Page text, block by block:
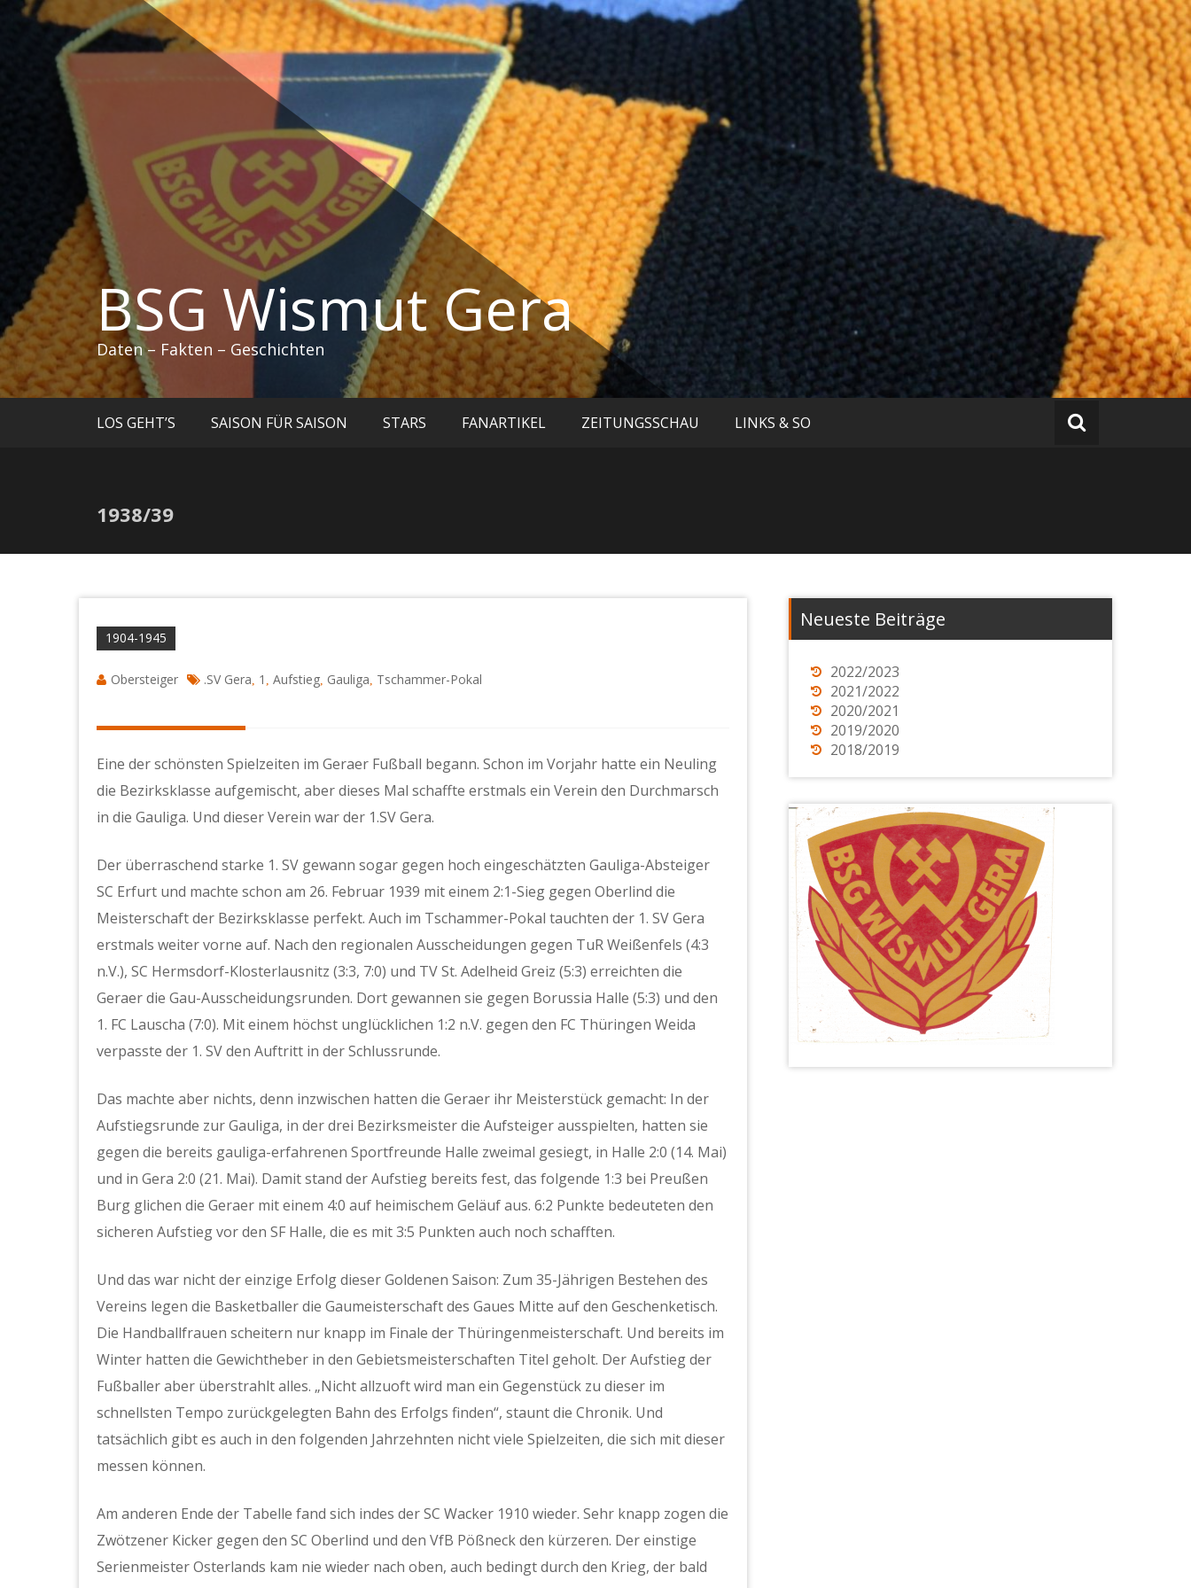
Zum
springen
BSG Wismut Gera
Daten – Fakten – Geschichten
LOS GEHT’S SAISON FÜR SAISON STARS FANARTIKEL ZEITUNGSSCHAU LINKS & SO
1938/39
1904-1945
Obersteiger .SV Gera 1 Aufstieg Gauliga Tschammer-Pokal
Eine der schönsten Spielzeiten im Geraer Fußball begann. Schon im Vorjahr hatte ein Neuling
die Bezirksklasse aufgemischt, aber dieses Mal schaffte erstmals ein Verein den Durchmarsch
in die Gauliga. Und dieser Verein war der 1.SV Gera.
Der überraschend starke 1. SV gewann sogar gegen hoch eingeschätzten Gauliga-Absteiger
SC Erfurt und machte schon am 26. Februar 1939 mit einem 2:1-Sieg gegen Oberlind die
Meisterschaft der Bezirksklasse perfekt. Auch im Tschammer-Pokal tauchten der 1. SV Gera
erstmals weiter vorne auf. Nach den regionalen Ausscheidungen gegen TuR Weißenfels (4:3
n.V.), SC Hermsdorf-Klosterlausnitz (3:3, 7:0) und TV St. Adelheid Greiz (5:3) erreichten die
Geraer die Gau-Ausscheidungsrunden. Dort gewannen sie gegen Borussia Halle (5:3) und den
1. FC Lauscha (7:0). Mit einem höchst unglücklichen 1:2 n.V. gegen den FC Thüringen Weida
verpasste der 1. SV den Auftritt in der Schlussrunde.
Das machte aber nichts, denn inzwischen hatten die Geraer ihr Meisterstück gemacht: In der
Aufstiegsrunde zur Gauliga, in der drei Bezirksmeister die Aufsteiger ausspielten, hatten sie
gegen die bereits gauliga-erfahrenen Sportfreunde Halle zweimal gesiegt, in Halle 2:0 (14. Mai)
und in Gera 2:0 (21. Mai). Damit stand der Aufstieg bereits fest, das folgende 1:3 bei Preußen
Burg glichen die Geraer mit einem 4:0 auf heimischem Geläuf aus. 6:2 Punkte bedeuteten den
sicheren Aufstieg vor den SF Halle, die es mit 3:5 Punkten auch noch schafften.
Und das war nicht der einzige Erfolg dieser Goldenen Saison: Zum 35-Jährigen Bestehen des
Vereins legen die Basketballer die Gaumeisterschaft des Gaues Mitte auf den Geschenketisch.
Die Handballfrauen scheitern nur knapp im Finale der Thüringenmeisterschaft. Und bereits im
Winter hatten die Gewichtheber in den Gebietsmeisterschaften Titel geholt. Der Aufstieg der
Fußballer aber überstrahlt alles. „Nicht allzuoft wird man ein Gegenstück zu dieser im
schnellsten Tempo zurückgelegten Bahn des Erfolgs finden“, staunt die Chronik. Und
tatsächlich gibt es auch in den folgenden Jahrzehnten nicht viele Spielzeiten, die sich mit dieser
messen können.
Am anderen Ende der Tabelle fand sich indes der SC Wacker 1910 wieder. Sehr knapp zogen die
Zwötzener Kicker gegen den SC Oberlind und den VfB Pößneck den kürzeren. Der einstige
Serienmeister Osterlands kam nie wieder nach oben, auch bedingt durch den Krieg, der bald
Neueste Beiträge
2022/2023
2021/2022
2020/2021
2019/2020
2018/2019